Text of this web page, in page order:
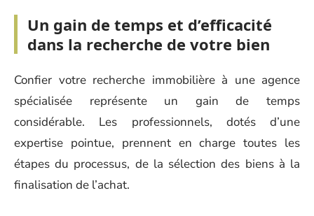
Un gain de temps et d’efficacité
dans la recherche de votre bien
Confier votre recherche immobilière à une agence
spécialisée représente un gain de temps
considérable. Les professionnels, dotés d’une
expertise pointue, prennent en charge toutes les
étapes du processus, de la sélection des biens à la
finalisation de l’achat.